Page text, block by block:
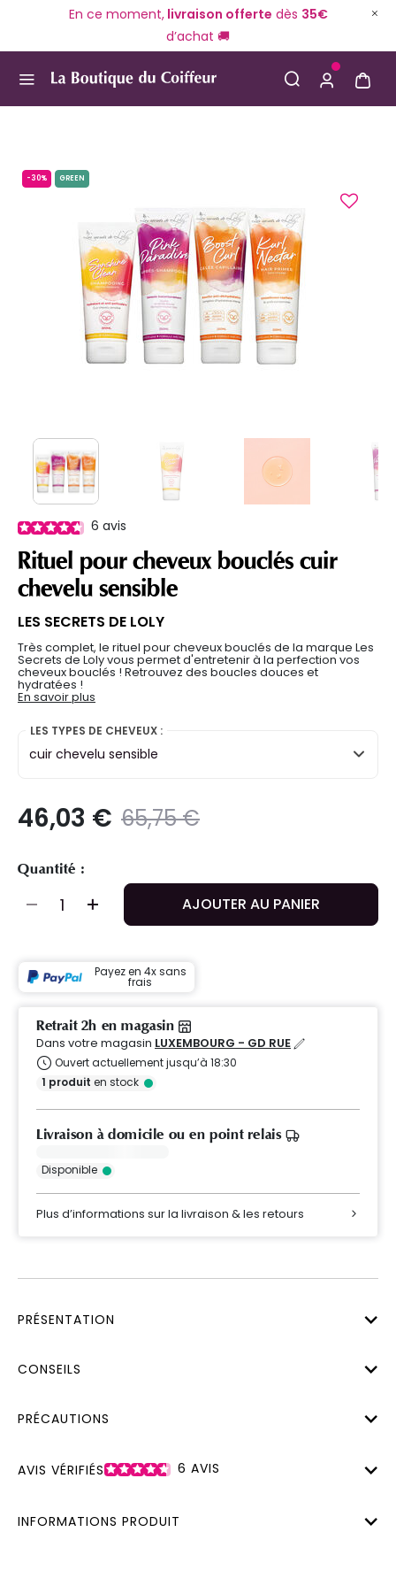
En ce moment,livraison offerte dès 35€
d’achat 🚚
-30% GREEN
6 avis
Rituel pour cheveux bouclés cuir
chevelu sensible
LES SECRETS DE LOLY
Très complet, le rituel pour cheveux bouclés de la marque Les
Secrets de Loly vous permet d'entretenir à la perfection vos
cheveux bouclés ! Retrouvez des boucles douces et
hydratées !
En savoir plus
LES TYPES DE CHEVEUX :
cuir chevelu sensible
Prix ​​réduit de
65,75 €to
46,03 €
Quantité :
AJOUTER AU PANIER
Payez en 4x sans
frais
Retrait 2h en magasin
Dans votre magasin LUXEMBOURG - GD RUE
Ouvert actuellement jusqu’à 18:30
1 produit en stock
Livraison à domicile ou en point relais
Disponible
Plus d’informations sur la livraison & les retours
PRÉSENTATION
CONSEILS
PRÉCAUTIONS
AVIS VÉRIFIÉS 6 AVIS
INFORMATIONS PRODUIT